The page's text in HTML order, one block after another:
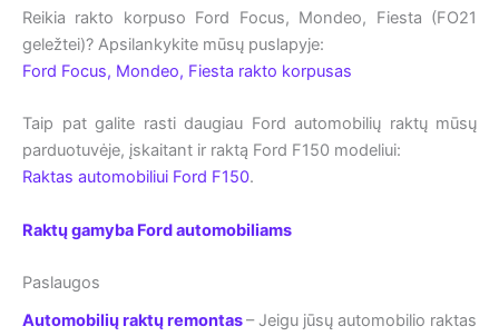
Reikia rakto korpuso Ford Focus, Mondeo, Fiesta (FO21
geležtei)? Apsilankykite mūsų puslapyje:
Ford Focus, Mondeo, Fiesta rakto korpusas
Taip pat galite rasti daugiau Ford automobilių raktų mūsų
parduotuvėje, įskaitant ir raktą Ford F150 modeliui:
Raktas automobiliui Ford F150.
Raktų gamyba Ford automobiliams
Paslaugos
Automobilių raktų remontas– Jeigu jūsų automobilio raktas